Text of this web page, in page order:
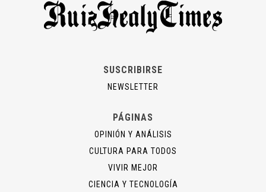
SUSCRIBIRSE
NEWSLETTER
PÁGINAS
OPINIÓN Y ANÁLISIS
CULTURA PARA TODOS
VIVIR MEJOR
CIENCIA Y TECNOLOGÍA